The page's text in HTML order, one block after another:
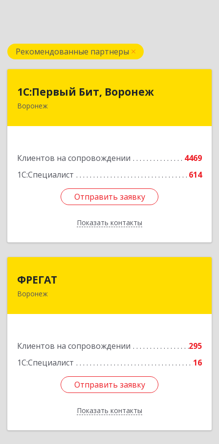
Рекомендованные партнеры
1С:Первый Бит, Воронеж
Воронеж
Клиентов на сопровождении
4469
1С:Специалист
614
Отправить заявку
Показать контакты
1С:Первый Бит, Воронеж
394006, Воронежская обл, Воронеж г, 20-летия
Отправить заявку
Назад
ФРЕГАТ
Воронеж
Клиентов на сопровождении
295
1С:Специалист
16
Отправить заявку
Показать контакты
Отправить заявку
Назад